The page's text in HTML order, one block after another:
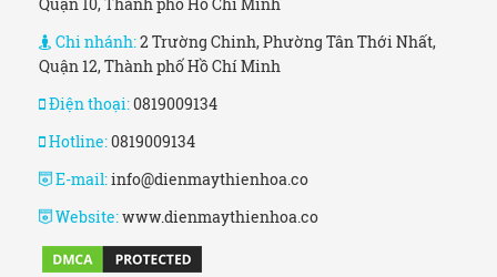
Chi nhánh:2 Trường Chinh, Phường Tân Thới Nhất,
Quận 12, Thành phố Hồ Chí Minh
Điện thoại:0819009134
Hotline:0819009134
E-mail:info@dienmaythienhoa.co
Website:www.dienmaythienhoa.co